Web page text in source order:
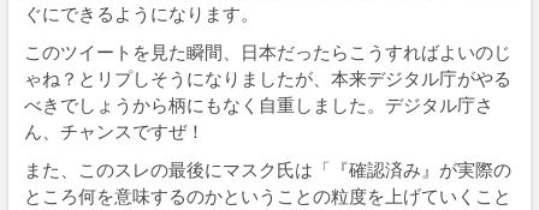
ぐにできるようになります。
このツイートを見た瞬間、日本だったらこうすればよいのじ
ゃね？とリプしそうになりましたが、本来デジタル庁がやる
べきでしょうから柄にもなく自重しました。デジタル庁さ
ん、チャンスですぜ！
また、このスレの最後にマスク氏は「『確認済み』が実際の
ところ何を意味するのかということの粒度を上げていくこと